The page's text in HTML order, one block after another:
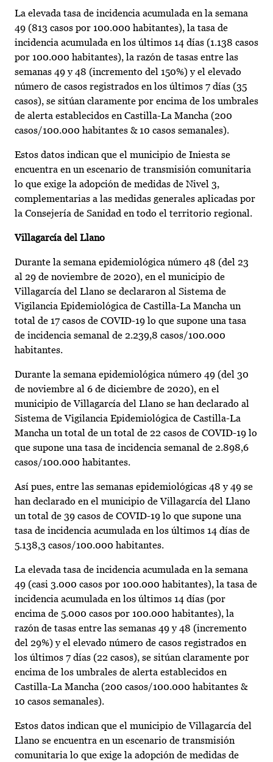
La elevada tasa de incidencia acumulada en la semana
49 (813 casos por 100.000 habitantes), la tasa de
incidencia acumulada en los últimos 14 días (1.138 casos
por 100.000 habitantes), la razón de tasas entre las
semanas 49 y 48 (incremento del 150%) y el elevado
número de casos registrados en los últimos 7 días (35
casos), se sitúan claramente por encima de los umbrales
de alerta establecidos en Castilla-La Mancha (200
casos/100.000 habitantes & 10 casos semanales).
Estos datos indican que el municipio de Iniesta se
encuentra en un escenario de transmisión comunitaria
lo que exige la adopción de medidas de Nivel 3,
complementarias a las medidas generales aplicadas por
la Consejería de Sanidad en todo el territorio regional.
Villagarcía del Llano
Durante la semana epidemiológica número 48 (del 23
al 29 de noviembre de 2020), en el municipio de
Villagarcía del Llano se declararon al Sistema de
Vigilancia Epidemiológica de Castilla-La Mancha un
total de 17 casos de COVID-19 lo que supone una tasa
de incidencia semanal de 2.239,8 casos/100.000
habitantes.
Durante la semana epidemiológica número 49 (del 30
de noviembre al 6 de diciembre de 2020), en el
municipio de Villagarcía del Llano se han declarado al
Sistema de Vigilancia Epidemiológica de Castilla-La
Mancha un total de un total de 22 casos de COVID-19 lo
que supone una tasa de incidencia semanal de 2.898,6
casos/100.000 habitantes.
Así pues, entre las semanas epidemiológicas 48 y 49 se
han declarado en el municipio de Villagarcía del Llano
un total de 39 casos de COVID-19 lo que supone una
tasa de incidencia acumulada en los últimos 14 días de
5.138,3 casos/100.000 habitantes.
La elevada tasa de incidencia acumulada en la semana
49 (casi 3.000 casos por 100.000 habitantes), la tasa de
incidencia acumulada en los últimos 14 días (por
encima de 5.000 casos por 100.000 habitantes), la
razón de tasas entre las semanas 49 y 48 (incremento
del 29%) y el elevado número de casos registrados en
los últimos 7 días (22 casos), se sitúan claramente por
encima de los umbrales de alerta establecidos en
Castilla-La Mancha (200 casos/100.000 habitantes &
10 casos semanales).
Estos datos indican que el municipio de Villagarcía del
Llano se encuentra en un escenario de transmisión
comunitaria lo que exige la adopción de medidas de